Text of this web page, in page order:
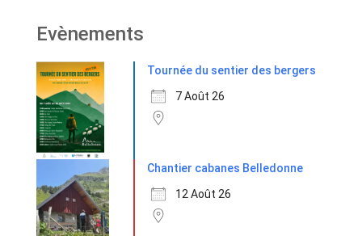
Evènements
Tournée du sentier des bergers
7 Août 26
Chantier cabanes Belledonne
12 Août 26